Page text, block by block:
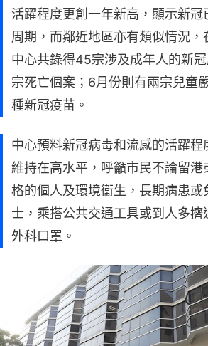
活躍程度更創一年新高，顯示新冠
周期，而鄰近地區亦有類似情況，
中心共錄得45宗涉及成年人的新
宗死亡個案；6月份則有兩宗兒童
種新冠疫苗。
中心預料新冠病毒和流感的活躍程
維持在高水平，呼籲市民不論留港
格的個人及環境衞生，長期病患或
士，乘搭公共交通工具或到人多
外科口罩。